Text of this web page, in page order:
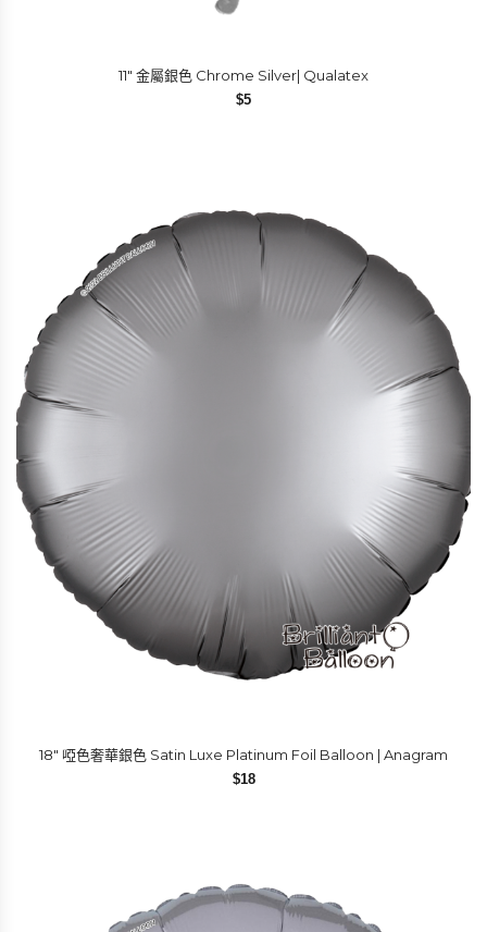
11″ 金屬銀色 Chrome Silver| Qualatex
$5
18″ 啞色奢華銀色 Satin Luxe Platinum Foil Balloon | Anagram
$18